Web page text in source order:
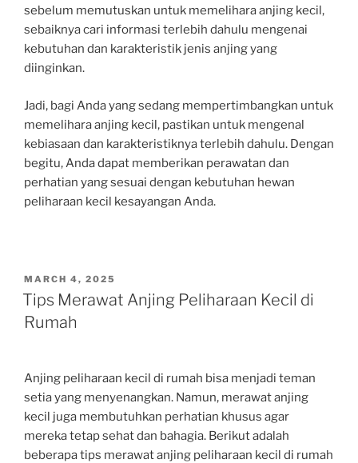
sebelum memutuskan untuk memelihara anjing kecil,
sebaiknya cari informasi terlebih dahulu mengenai
kebutuhan dan karakteristik jenis anjing yang
diinginkan.
Jadi, bagi Anda yang sedang mempertimbangkan untuk
memelihara anjing kecil, pastikan untuk mengenal
kebiasaan dan karakteristiknya terlebih dahulu. Dengan
begitu, Anda dapat memberikan perawatan dan
perhatian yang sesuai dengan kebutuhan hewan
peliharaan kecil kesayangan Anda.
POSTED
ON
MARCH 4, 2025
Tips Merawat Anjing Peliharaan Kecil di
Rumah
Anjing peliharaan kecil di rumah bisa menjadi teman
setia yang menyenangkan. Namun, merawat anjing
kecil juga membutuhkan perhatian khusus agar
mereka tetap sehat dan bahagia. Berikut adalah
beberapa tips merawat anjing peliharaan kecil di rumah